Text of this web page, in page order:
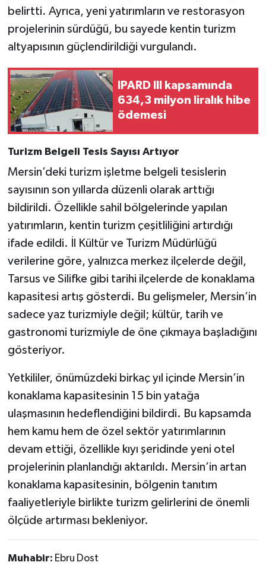
belirtti. Ayrıca, yeni yatırımların ve restorasyon
projelerinin sürdüğü, bu sayede kentin turizm
altyapısının güçlendirildiği vurgulandı.
IPARD III kapsamında
634,3 milyon liralık hibe
ödemesi
Turizm Belgeli Tesis Sayısı Artıyor
Mersin’deki turizm işletme belgeli tesislerin
sayısının son yıllarda düzenli olarak arttığı
bildirildi. Özellikle sahil bölgelerinde yapılan
yatırımların, kentin turizm çeşitliliğini artırdığı
ifade edildi. İl Kültür ve Turizm Müdürlüğü
verilerine göre, yalnızca merkez ilçelerde değil,
Tarsus ve Silifke gibi tarihi ilçelerde de konaklama
kapasitesi artış gösterdi. Bu gelişmeler, Mersin’in
sadece yaz turizmiyle değil; kültür, tarih ve
gastronomi turizmiyle de öne çıkmaya başladığını
gösteriyor.
Yetkililer, önümüzdeki birkaç yıl içinde Mersin’in
konaklama kapasitesinin 15 bin yatağa
ulaşmasının hedeflendiğini bildirdi. Bu kapsamda
hem kamu hem de özel sektör yatırımlarının
devam ettiği, özellikle kıyı şeridinde yeni otel
projelerinin planlandığı aktarıldı. Mersin’in artan
konaklama kapasitesinin, bölgenin tanıtım
faaliyetleriyle birlikte turizm gelirlerini de önemli
ölçüde artırması bekleniyor.
Muhabir: Ebru Dost